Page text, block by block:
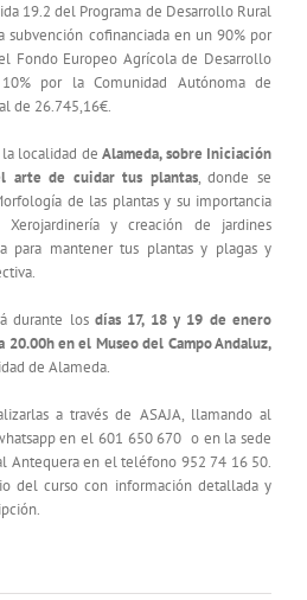
19.2 del Programa de Desarrollo Rural
subvención cofinanciada en un 90% por
Fondo Europeo Agrícola de Desarrollo
por la Comunidad Autónoma de
de 26.745,16€.
localidad de Alameda, sobre Iniciación
arte de cuidar tus plantas, donde se
de las plantas y su importancia
y creación de jardines
para mantener tus plantas y plagas y
durante los días 17, 18 y 19 de enero
en el Museo del Campo Andaluz,
de Alameda.
a través de ASAJA, llamando al
en el 601 650 670 o en la sede
Antequera en el teléfono 952 74 16 50.
del curso con información detallada y